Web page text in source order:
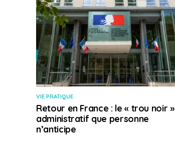
VIE PRATIQUE
Retour en France : le « trou noir »
administratif que personne
n’anticipe